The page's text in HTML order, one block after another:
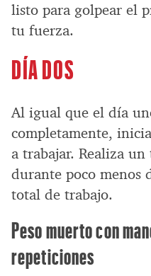
listo para golpear el
tu fuerza.
DÍA DOS
Al igual que el día
completamente,
a trabajar. Realiza
durante poco menos
total de trabajo.
Peso muerto con
repeticiones